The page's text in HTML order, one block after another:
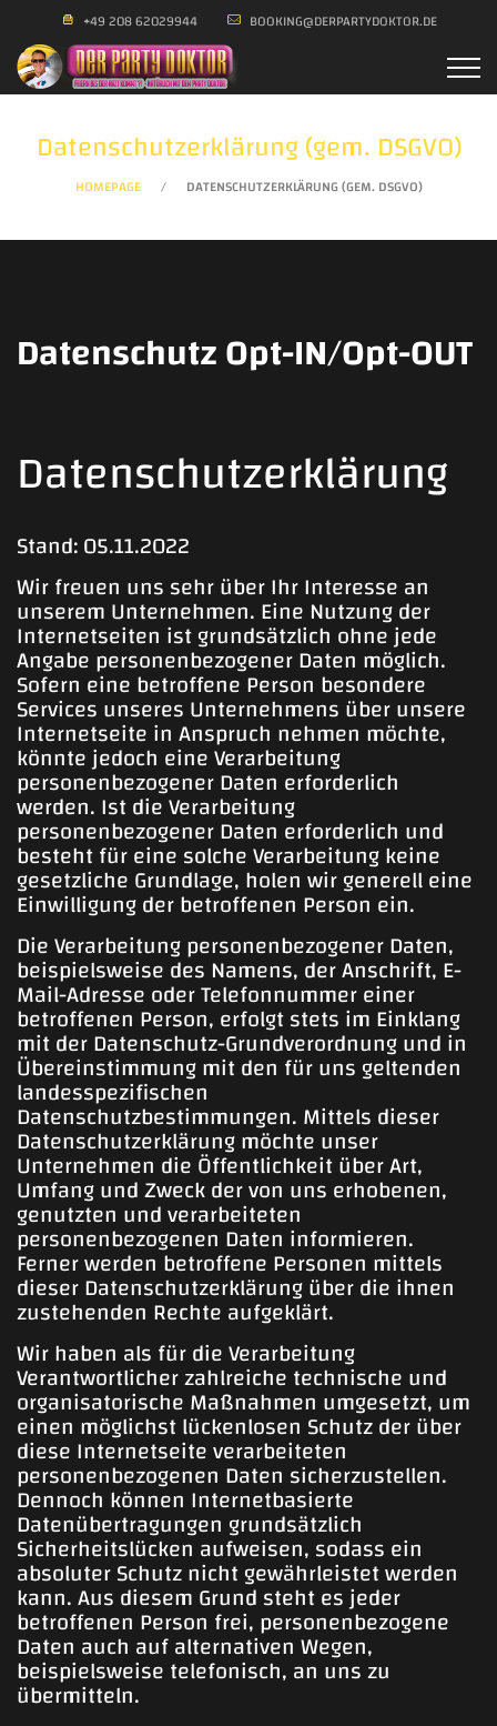
+49 208 62029944 BOOKING@DERPARTYDOKTOR.DE
Datenschutzerklärung (gem. DSGVO)
HOMEPAGE DATENSCHUTZERKLÄRUNG (GEM. DSGVO)
Datenschutz Opt-IN/Opt-OUT
Datenschutzerklärung
Stand: 05.11.2022
Wir freuen uns sehr über Ihr Interesse an
unserem Unternehmen. Eine Nutzung der
Internetseiten ist grundsätzlich ohne jede
Angabe personenbezogener Daten möglich.
Sofern eine betroffene Person besondere
Services unseres Unternehmens über unsere
Internetseite in Anspruch nehmen möchte,
könnte jedoch eine Verarbeitung
personenbezogener Daten erforderlich
werden. Ist die Verarbeitung
personenbezogener Daten erforderlich und
besteht für eine solche Verarbeitung keine
gesetzliche Grundlage, holen wir generell eine
Einwilligung der betroffenen Person ein.
Die Verarbeitung personenbezogener Daten,
beispielsweise des Namens, der Anschrift, E-
Mail-Adresse oder Telefonnummer einer
betroffenen Person, erfolgt stets im Einklang
mit der Datenschutz-Grundverordnung und in
Übereinstimmung mit den für uns geltenden
landesspezifischen
Datenschutzbestimmungen. Mittels dieser
Datenschutzerklärung möchte unser
Unternehmen die Öffentlichkeit über Art,
Umfang und Zweck der von uns erhobenen,
genutzten und verarbeiteten
personenbezogenen Daten informieren.
Ferner werden betroffene Personen mittels
dieser Datenschutzerklärung über die ihnen
zustehenden Rechte aufgeklärt.
Wir haben als für die Verarbeitung
Verantwortlicher zahlreiche technische und
organisatorische Maßnahmen umgesetzt, um
einen möglichst lückenlosen Schutz der über
diese Internetseite verarbeiteten
personenbezogenen Daten sicherzustellen.
Dennoch können Internetbasierte
Datenübertragungen grundsätzlich
Sicherheitslücken aufweisen, sodass ein
absoluter Schutz nicht gewährleistet werden
kann. Aus diesem Grund steht es jeder
betroffenen Person frei, personenbezogene
Daten auch auf alternativen Wegen,
beispielsweise telefonisch, an uns zu
übermitteln.